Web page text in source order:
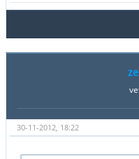
30-11-2012, 18:22